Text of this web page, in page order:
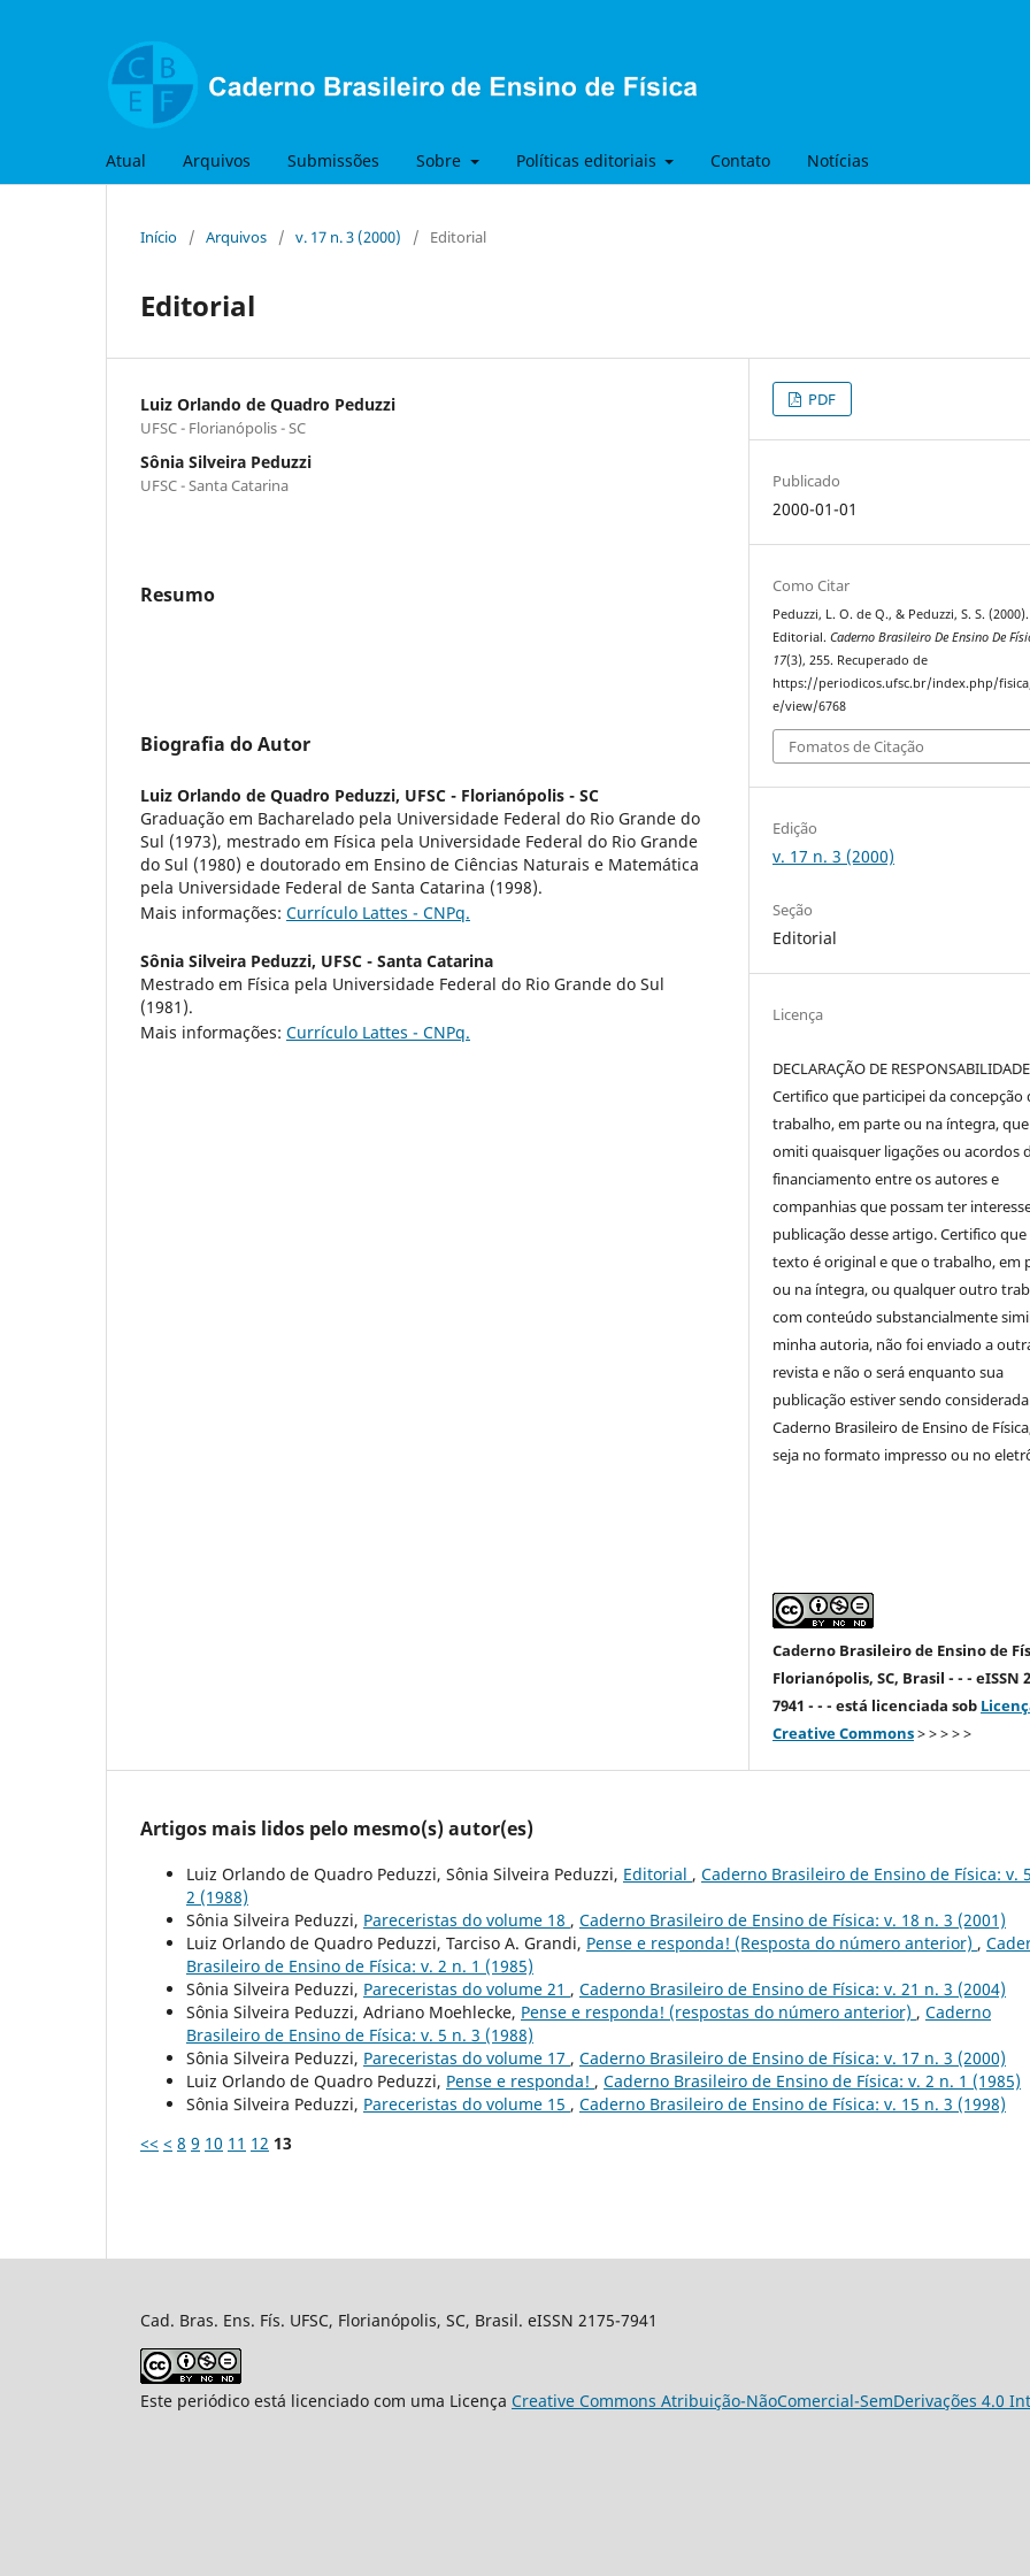
Atual Arquivos Submissões Sobre Políticas editoriais Contato Notícias
Início / Arquivos / v. 17 n. 3 (2000) / Editorial
Editorial
Luiz Orlando de Quadro Peduzzi
UFSC - Florianópolis - SC
Sônia Silveira Peduzzi
UFSC - Santa Catarina
Resumo
Biografia do Autor
Luiz Orlando de Quadro Peduzzi, UFSC - Florianópolis - SC
Graduação em Bacharelado pela Universidade Federal do Rio Grande do
Sul (1973), mestrado em Física pela Universidade Federal do Rio Grande
do Sul (1980) e doutorado em Ensino de Ciências Naturais e Matemática
pela Universidade Federal de Santa Catarina (1998).
Mais informações: Currículo Lattes - CNPq.
Sônia Silveira Peduzzi, UFSC - Santa Catarina
Mestrado em Física pela Universidade Federal do Rio Grande do Sul
(1981).
Mais informações: Currículo Lattes - CNPq.
PDF
Publicado
2000-01-01
Como Citar
Peduzzi, L. O. de Q., & Peduzzi, S. S. (2000).
Editorial.Caderno Brasileiro De Ensino De
17(3), 255. Recuperado de
https://periodicos.ufsc.br/index.php/
e/view/6768
Fomatos de Citação
Edição
v. 17 n. 3 (2000)
Seção
Editorial
Licença
DECLARAÇÃO DE RESPONSABILIDADE
Certifico que participei da concepção
trabalho, em parte ou na íntegra,
omiti quaisquer ligações ou acordos
financiamento entre os autores e
companhias que possam ter
publicação desse artigo. Certifico que
texto é original e que o trabalho, em
ou na íntegra, ou qualquer outro
com conteúdo substancialmente
minha autoria, não foi enviado a
revista e não o será enquanto sua
publicação estiver sendo
Caderno Brasileiro de Ensino de
seja no formato impresso ou no
Caderno Brasileiro de Ensino de
Florianópolis, SC, Brasil - - - eISSN
7941 - - - está licenciada sob
Creative Commons> > > > >
Artigos mais lidos pelo mesmo(s) autor(es)
Luiz Orlando de Quadro Peduzzi, Sônia Silveira Peduzzi, Editorial , Caderno Brasileiro de Ensino de Física: v.
2 (1988)
Sônia Silveira Peduzzi, Pareceristas do volume 18 , Caderno Brasileiro de Ensino de Física: v. 18 n. 3 (2001)
Luiz Orlando de Quadro Peduzzi, Tarciso A. Grandi, Pense e responda! (Resposta do número anterior) ,
Brasileiro de Ensino de Física: v. 2 n. 1 (1985)
Sônia Silveira Peduzzi, Pareceristas do volume 21 , Caderno Brasileiro de Ensino de Física: v. 21 n. 3 (2004)
Sônia Silveira Peduzzi, Adriano Moehlecke, Pense e responda! (respostas do número anterior) , Caderno
Brasileiro de Ensino de Física: v. 5 n. 3 (1988)
Sônia Silveira Peduzzi, Pareceristas do volume 17 , Caderno Brasileiro de Ensino de Física: v. 17 n. 3 (2000)
Luiz Orlando de Quadro Peduzzi, Pense e responda! , Caderno Brasileiro de Ensino de Física: v. 2 n. 1 (1985)
Sônia Silveira Peduzzi, Pareceristas do volume 15 , Caderno Brasileiro de Ensino de Física: v. 15 n. 3 (1998)
<< < 8 9 10 11 12 13
Cad. Bras. Ens. Fís. UFSC, Florianópolis, SC, Brasil. eISSN 2175-7941
Este periódico está licenciado com uma Licença Creative Commons Atribuição-NãoComercial-SemDerivações 4.0